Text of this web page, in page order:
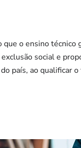
o ensino
social e
país, ao qualificar o